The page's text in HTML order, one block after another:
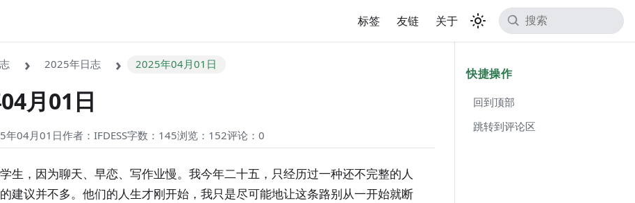
标签 友链 关于
2025年日志 2025年04月01日
月01日
年04月01日作者：IFDESS字数：145浏览：152评论： 0
生，因为聊天、早恋、写作业慢。我今年二十五，只经历过一种还不完整的人
建议并不多。他们的人生才刚开始，我只是尽可能地让这条路别从一开始就断
快捷操作
回到顶部
跳转到评论区